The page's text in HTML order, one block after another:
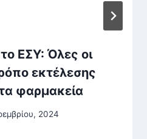
ΕΣΥ: Όλες οι
εκτέλεσης
φαρμακεία
2024